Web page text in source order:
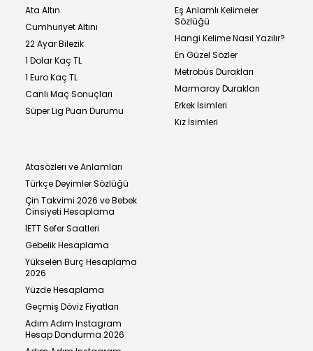
Ata Altın
Cumhuriyet Altını
22 Ayar Bilezik
1 Dolar Kaç TL
1 Euro Kaç TL
Canlı Maç Sonuçları
Süper Lig Puan Durumu
Eş Anlamlı Kelimeler
Sözlüğü
Hangi Kelime Nasıl Yazılır?
En Güzel Sözler
Metrobüs Durakları
Marmaray Durakları
Erkek İsimleri
Kız İsimleri
Atasözleri ve Anlamları
Türkçe Deyimler Sözlüğü
Çin Takvimi 2026 ve Bebek
Cinsiyeti Hesaplama
İETT Sefer Saatleri
Gebelik Hesaplama
Yükselen Burç Hesaplama
2026
Yüzde Hesaplama
Geçmiş Döviz Fiyatları
Adım Adım Instagram
Hesap Dondurma 2026